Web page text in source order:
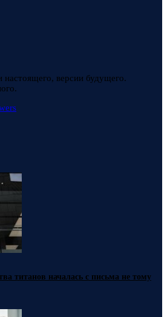
настоящего, версии будущего.
титанов началась с письма не тому